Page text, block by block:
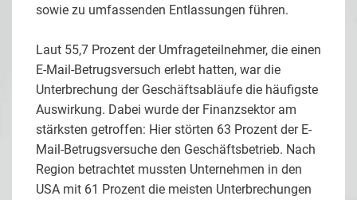
sowie zu umfassenden Entlassungen führen.
Laut 55,7 Prozent der Umfrageteilnehmer, die einen
E-Mail-Betrugsversuch erlebt hatten, war die
Unterbrechung der Geschäftsabläufe die häufigste
Auswirkung. Dabei wurde der Finanzsektor am
stärksten getroffen: Hier störten 63 Prozent der E-
Mail-Betrugsversuche den Geschäftsbetrieb. Nach
Region betrachtet mussten Unternehmen in den
USA mit 61 Prozent die meisten Unterbrechungen